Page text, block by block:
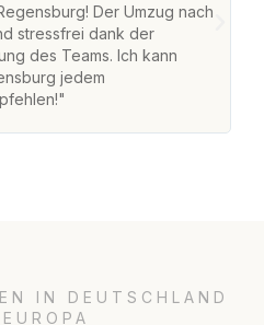
Der Umzug nach
stressfrei dank der
des Teams. Ich kann
jedem
IN DEUTSCHLAND